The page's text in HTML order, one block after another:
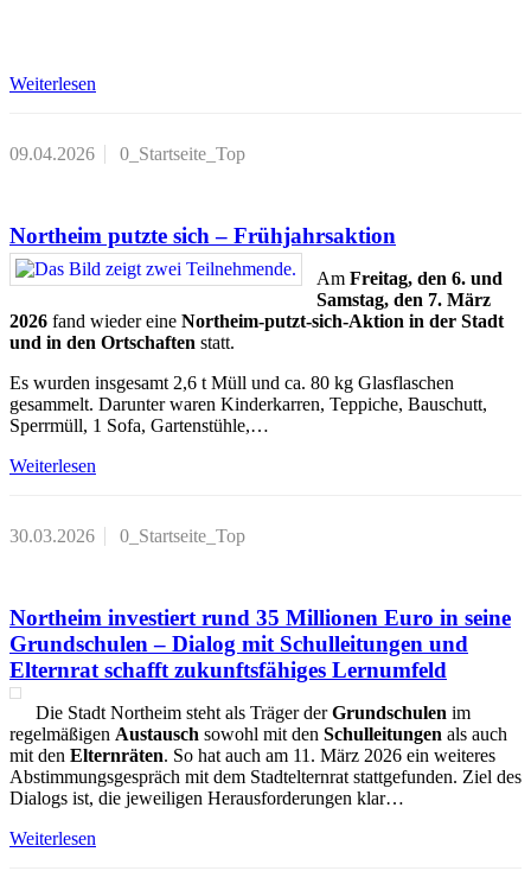
Weiterlesen
09.04.2026 0_Startseite_Top
Northeim putzte sich – Frühjahrsaktion
Am Freitag, den 6. und
Samstag, den 7. März
2026 fand wieder eine Northeim-putzt-sich-Aktion in der Stadt
und in den Ortschaften statt.
Es wurden insgesamt 2,6 t Müll und ca. 80 kg Glasflaschen
gesammelt. Darunter waren Kinderkarren, Teppiche, Bauschutt,
Sperrmüll, 1 Sofa, Gartenstühle,…
Weiterlesen
30.03.2026 0_Startseite_Top
Northeim investiert rund 35 Millionen Euro in seine
Grundschulen – Dialog mit Schulleitungen und
Elternrat schafft zukunftsfähiges Lernumfeld
Die Stadt Northeim steht als Träger derGrundschulen im
regelmäßigen Austausch sowohl mit den Schulleitungen als auch
mit den Elternräten. So hat auch am 11. März 2026 ein weiteres
Abstimmungsgespräch mit dem Stadtelternrat stattgefunden. Ziel des
Dialogs ist, die jeweiligen Herausforderungen klar…
Weiterlesen